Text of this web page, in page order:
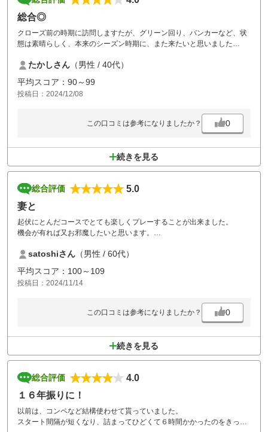
総合◎
クローズ前の時期に訪問しますたが、グリーン回り、バンカーなど、状
態は素晴らしく、本来のシーズン時期に、また来たいと思いました
と。ぜひ、来年また行きます
たかしさん （男性 / 40代）
平均スコア：90～99
投稿日：2024/12/08
この口コミは参考になりましたか？ 0
続きを見る
総合評価
5.0
妻と
起伏にとんだコースでとても楽しくプレーすることが出来ました。
機会が有れば又お邪魔したいと思います。
分でゴルフ場を後にしました。
satoshiさん （男性 / 60代）
平均スコア：100～109
投稿日：2024/11/14
この口コミは参考になりましたか？ 0
続きを見る
総合評価
4.0
１６年振りに！
以前は、コンペなど結構使わせて貰っていました。
スタート間隔が短くなり、詰まってひどくて６時間かかったのをきっか